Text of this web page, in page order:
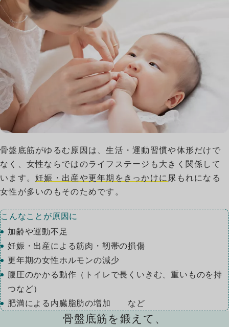
骨盤底筋がゆるむ原因は、生活・運動習慣や体形だけで
なく、女性ならではのライフステージも大きく関係して
います。妊娠・出産や更年期をきっかけに 尿もれになる
女性が多いのもそのためです。
こんなことが原因に
加齢や運動不足
妊娠・出産による筋肉・靭帯の損傷
更年期の女性ホルモンの減少
腹圧のかかる動作（トイレで長くいきむ、重いものを持
つなど）
肥満による内臓脂肪の増加 など
06
骨盤底筋を鍛えて、